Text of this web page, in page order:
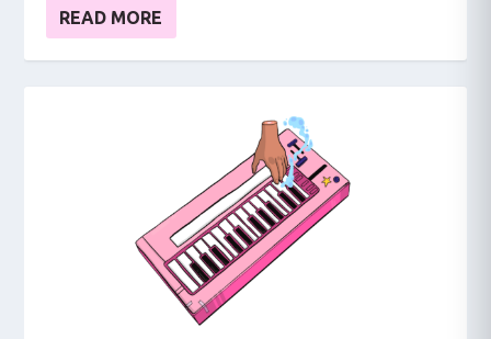
READ MORE